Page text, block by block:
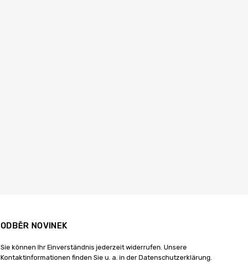
ODBĚR NOVINEK
Sie können Ihr Einverständnis jederzeit widerrufen. Unsere
Kontaktinformationen finden Sie u. a. in der Datenschutzerklärung.